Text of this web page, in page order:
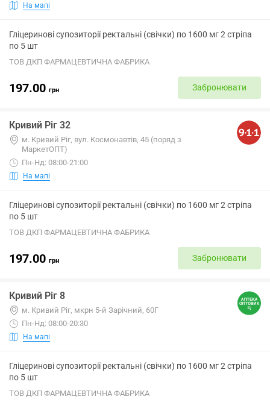
На мапі
Гліцеринові супозиторії ректальні (свічки) по 1600 мг 2 стріпа
по 5 шт
ТОВ ДКП ФАРМАЦЕВТИЧНА ФАБРИКА
197.00 грн Забронювати
Кривий Ріг 32
м. Кривий Ріг, вул. Космонавтів, 45 (поряд з
МаркетОПТ)
Пн-Нд: 08:00-21:00
На мапі
Гліцеринові супозиторії ректальні (свічки) по 1600 мг 2 стріпа
по 5 шт
ТОВ ДКП ФАРМАЦЕВТИЧНА ФАБРИКА
197.00 грн Забронювати
Кривий Ріг 8
м. Кривий Ріг, мкрн 5-й Зарічний, 60Г
Пн-Нд: 08:00-20:30
На мапі
Гліцеринові супозиторії ректальні (свічки) по 1600 мг 2 стріпа
по 5 шт
ТОВ ДКП ФАРМАЦЕВТИЧНА ФАБРИКА